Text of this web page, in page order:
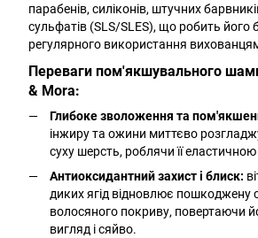
парабенів, силіконів, штучних
сульфатів (SLS/SLES), що робить його
регулярного використання
Переваги пом'якшувального
& Mora:
Глибоке зволоження та
інжиру та ожини миттєво
суху шерсть, роблячи її
Антиоксидантний захист і блиск:
диких ягід відновлює пошкоджену
волосяного покриву, повертаючи
вигляд і сяйво.